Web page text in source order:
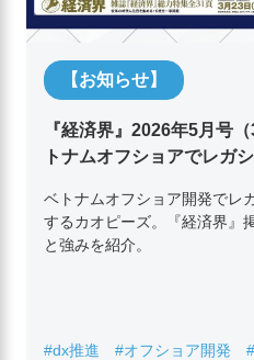
【お知らせ】
『経済界』2026年5月号
トナムオフショアでレガ
ベトナムオフショア開発でレ
するカオピーズ。『経済界』
と強みを紹介。
#dx推進 #オフショア開発